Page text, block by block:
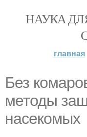
НАУКА
главная
Без
методы
насекомых